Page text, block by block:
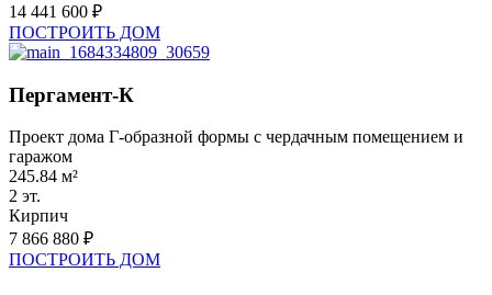
14 441 600 ₽
ПОСТРОИТЬ ДОМ
Пергамент-К
Проект дома Г-образной формы с чердачным помещением и
гаражом
245.84 м²
2 эт.
Кирпич
7 866 880 ₽
ПОСТРОИТЬ ДОМ